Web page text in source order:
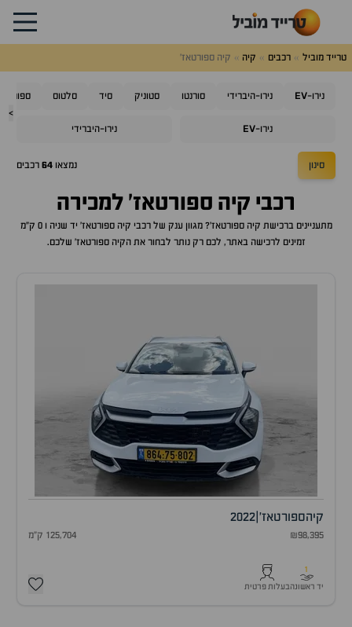
טרייד מוביל רכבים קיה קיה ספורטאז'
>
נירו-EV נירו-היברידי סורנטו סטוניק סיד סלטוס
נירו-EV נירו-היברידי
סינון נמצאו 64 רכבים
רכבי קיה ספורטאז' למכירה
מתעניינים ברכישת קיה ספורטאז'? מגוון ענק של רכבי קיה ספורטאז'
יד שניה ו 0 ק"מ
זמינים לרכישה באתר, לכם רק נותר לבחור את הקיה ספורטאז' שלכם.
קיהספורטאז' 2022
₪98,395 125,704 ק"מ
1
יד ראשונהבעלות פרטית